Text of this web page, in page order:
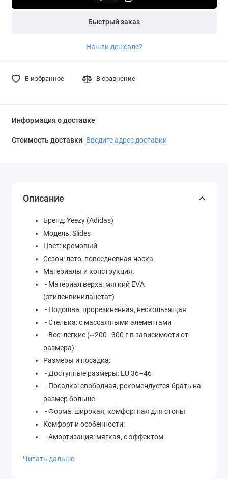
Быстрый заказ
Нашли дешевле?
В избранное В сравнение
Информация о доставке
Стоимость доставки Введите адрес доставки
Описание
Бренд: Yeezy (Adidas)
Модель: Slides
Цвет: кремовый
Сезон: лето, повседневная носка
Материалы и конструкция:
- Материал верха: мягкий EVA
(этиленвинилацетат)
- Подошва: прорезиненная, нескользящая
- Стелька: с массажными элементами
- Вес: легкие (~200–300 г в зависимости от
размера)
Размеры и посадка:
- Доступные размеры: EU 36–46
- Посадка: свободная, рекомендуется брать на
размер больше
- Форма: широкая, комфортная для стопы
Комфорт и особенности:
- Амортизация: мягкая, с эффектом
- Вентиляция: открытый дизайн,
Читать дальше